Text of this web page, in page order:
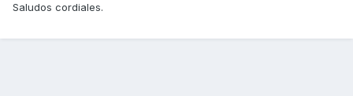
Saludos cordiales.